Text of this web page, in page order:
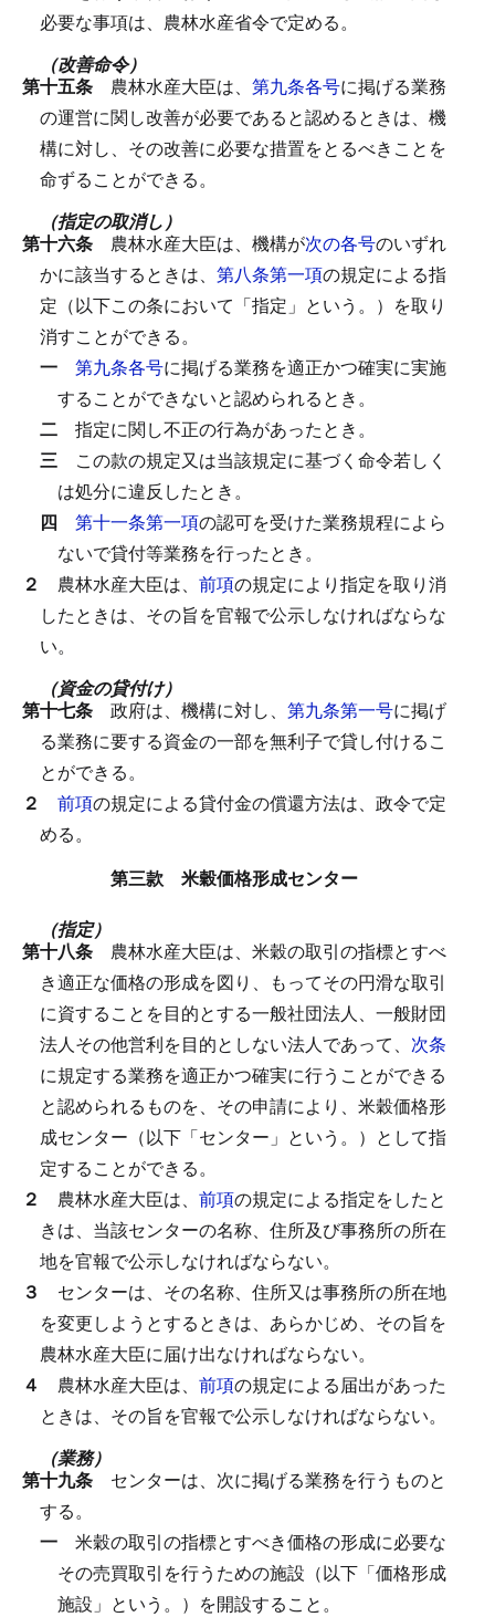
必要な事項は、農林水産省令で定める。
（改善命令）
第十五条 農林水産大臣は、 第九条各号に掲げる業務
の運営に関し改善が必要であると認めるときは、機
構に対し、その改善に必要な措置をとるべきことを
命ずることができる。
（指定の取消し）
第十六条 農林水産大臣は、機構が次の各号のいずれ
かに該当するときは、 第八条第一項の規定による指
定（以下この条において「指定」という。）を取り
消すことができる。
一 第九条各号に掲げる業務を適正かつ確実に実施
することができないと認められるとき。
二 指定に関し不正の行為があったとき。
三 この款の規定又は当該規定に基づく命令若しく
は処分に違反したとき。
四 第十一条第一項の認可を受けた業務規程によら
ないで貸付等業務を行ったとき。
２ 農林水産大臣は、 前項の規定により指定を取り消
したときは、その旨を官報で公示しなければならな
い。
（資金の貸付け）
第十七条 政府は、機構に対し、 第九条第一号に掲げ
る業務に要する資金の一部を無利子で貸し付けるこ
とができる。
２ 前項の規定による貸付金の償還方法は、政令で定
める。
第三款 米穀価格形成センター
（指定）
第十八条 農林水産大臣は、米穀の取引の指標とすべ
き適正な価格の形成を図り、もってその円滑な取引
に資することを目的とする一般社団法人、一般財団
法人その他営利を目的としない法人であって、 次条
に規定する業務を適正かつ確実に行うことができる
と認められるものを、その申請により、米穀価格形
成センター（以下「センター」という。）として指
定することができる。
２ 農林水産大臣は、 前項の規定による指定をしたと
きは、当該センターの名称、住所及び事務所の所在
地を官報で公示しなければならない。
３ センターは、その名称、住所又は事務所の所在地
を変更しようとするときは、あらかじめ、その旨を
農林水産大臣に届け出なければならない。
４ 農林水産大臣は、 前項の規定による届出があった
ときは、その旨を官報で公示しなければならない。
（業務）
第十九条 センターは、次に掲げる業務を行うものと
する。
一 米穀の取引の指標とすべき価格の形成に必要な
その売買取引を行うための施設（以下「価格形成
施設」という。）を開設すること。